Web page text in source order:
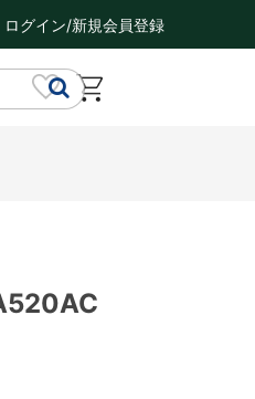
ログイン/新規会員登録